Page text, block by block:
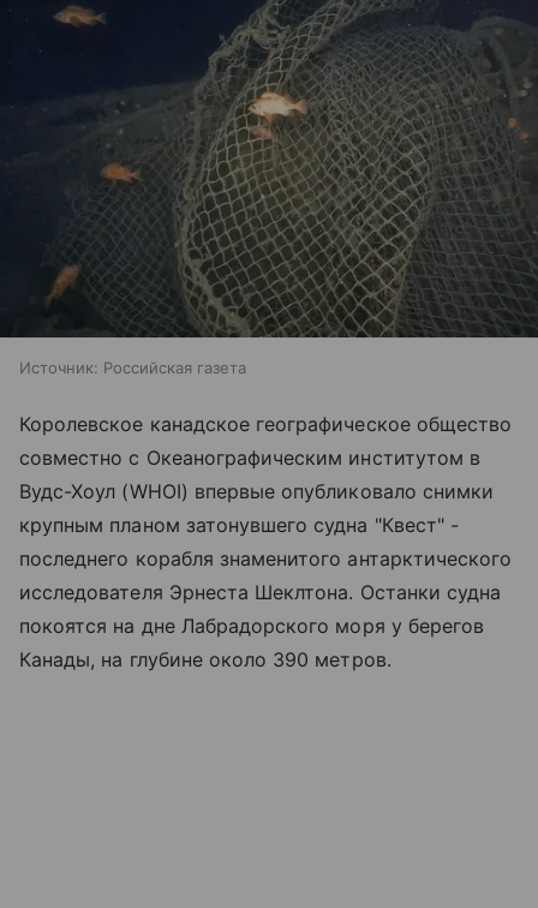
Источник: Российская газета
Королевское канадское географическое общество
совместно с Океанографическим институтом в
Вудс-Хоул (WHOI) впервые опубликовало снимки
крупным планом затонувшего судна "Квест" -
последнего корабля знаменитого антарктического
исследователя Эрнеста Шеклтона. Останки судна
покоятся на дне Лабрадорского моря у берегов
Канады, на глубине около 390 метров.